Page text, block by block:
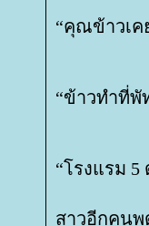
“คุณข้าวเค
“ข้าวทำที่พั
“โรงแรม 5
สาวอีกคน